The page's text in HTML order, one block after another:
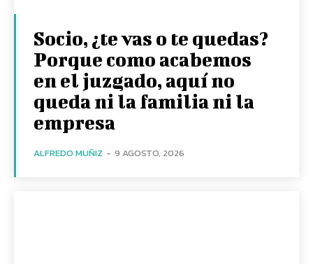
Socio, ¿te vas o te quedas?
Porque como acabemos
en el juzgado, aquí no
queda ni la familia ni la
empresa
ALFREDO MUÑIZ - 9 AGOSTO, 2026